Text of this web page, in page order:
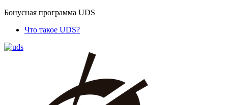
Бонусная программа UDS
Что такое UDS?